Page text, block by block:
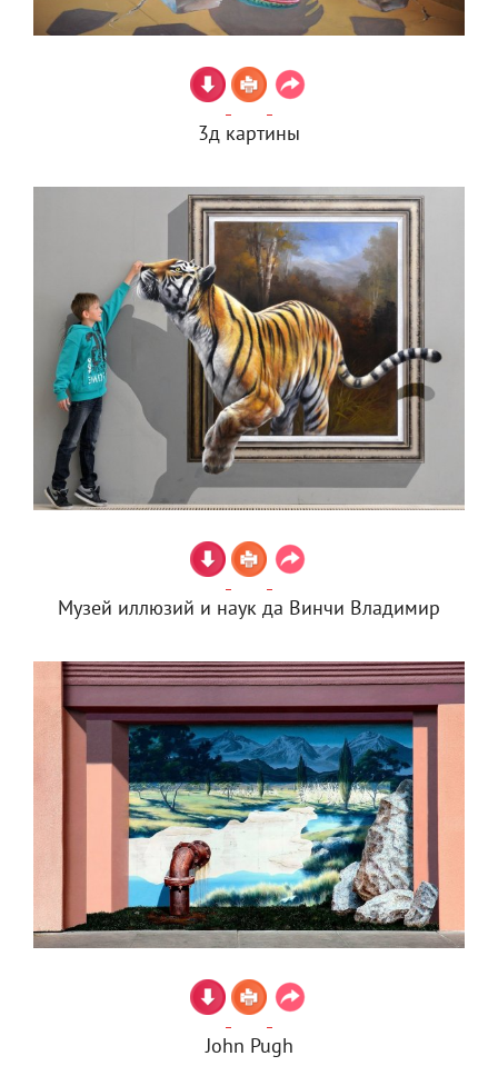
3д картины
Музей иллюзий и наук да Винчи Владимир
John Pugh